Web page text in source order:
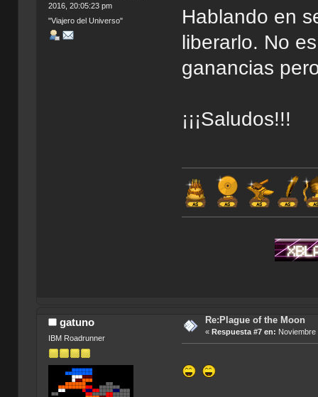
2016, 20:05:23 pm
"Viajero del Universo"
Hablando en
liberarlo. No
ganancias
¡¡¡Saludos!!!
gatuno
IBM Roadrunner
Re:Plague of the Moon
« Respuesta #7 en: Noviembre